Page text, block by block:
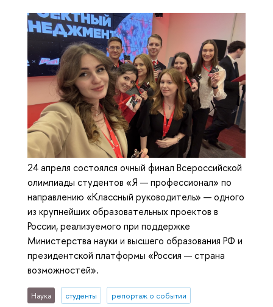
24 апреля состоялся очный финал Всероссийской
олимпиады студентов «Я — профессионал» по
направлению «Классный руководитель» — одного
из крупнейших образовательных проектов в
России, реализуемого при поддержке
Министерства науки и высшего образования РФ и
президентской платформы «Россия — страна
возможностей».
Наука студенты репортаж о событии